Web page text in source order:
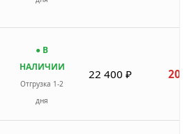
● В
НАЛИЧИИ
Отгрузка 1-2
дня
22 400 ₽ 20